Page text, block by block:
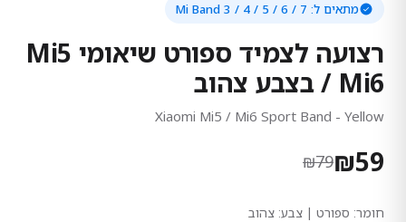
מתאים ל: Mi Band 3 / 4 / 5 / 6 / 7
רצועה לצמיד ספורט שיאומי Mi5
/ Mi6 בצבע צהוב
Xiaomi Mi5 / Mi6 Sport Band - Yellow
₪59
₪79
חומר: ספורט | צבע: צהוב